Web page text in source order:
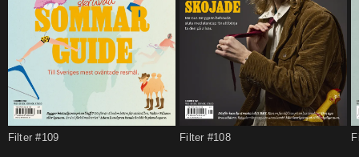
Filter #109 Filter #108